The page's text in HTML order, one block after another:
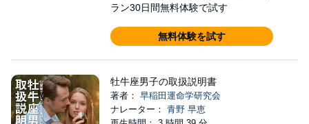
ラン30日間無料体験で試す
無料体験を試す
牡牛座男子の取扱説明書
著者： 早稲田運命学研究会
ナレーター： 青野 早恵